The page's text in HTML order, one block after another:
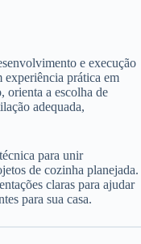
e execução
experiência prática em
orienta a escolha de
adequada,
para unir
de cozinha planejada.
claras para ajudar
para sua casa.